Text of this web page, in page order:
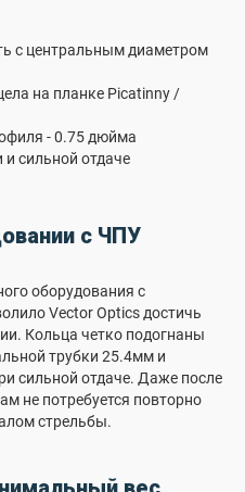
с центральным диаметром
на планке Picatinny /
- 0.75 дюйма
и сильной отдаче
с ЧПУ
оборудования с
Vector Optics достичь
Кольца четко подогнаны
трубки 25.4мм и
сильной отдаче. Даже после
не потребуется повторно
стрельбы.